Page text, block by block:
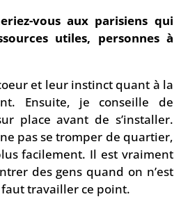
vous aux parisiens qui
utiles, personnes à
et leur instinct quant à la
Ensuite, je conseille de
place avant de s’installer.
pas se tromper de quartier,
facilement. Il est vraiment
des gens quand on n’est
travailler ce point.